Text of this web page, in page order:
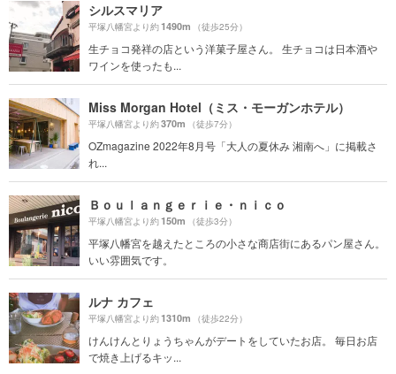
シルスマリア
平塚八幡宮より約1490m （徒歩25分）
生チョコ発祥の店という洋菓子屋さん。 生チョコは日本酒や
ワインを使ったも...
Miss Morgan Hotel（ミス・モーガンホテル）
平塚八幡宮より約370m （徒歩7分）
OZmagazine 2022年8月号「大人の夏休み 湘南へ」に掲載さ
れ...
Ｂｏｕｌａｎｇｅｒｉｅ・ｎｉｃｏ
平塚八幡宮より約150m （徒歩3分）
平塚八幡宮を越えたところの小さな商店街にあるパン屋さん。
いい雰囲気です。
ルナ カフェ
平塚八幡宮より約1310m （徒歩22分）
けんけんとりょうちゃんがデートをしていたお店。 毎日お店
で焼き上げるキッ...